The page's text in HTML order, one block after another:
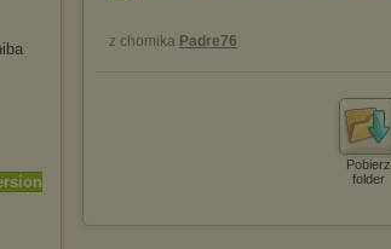
z chomika Padre76
Pobierz
folder